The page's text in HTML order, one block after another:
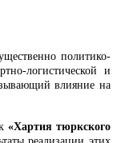
политико-
логистической и
влияние на
«Хартия тюркского